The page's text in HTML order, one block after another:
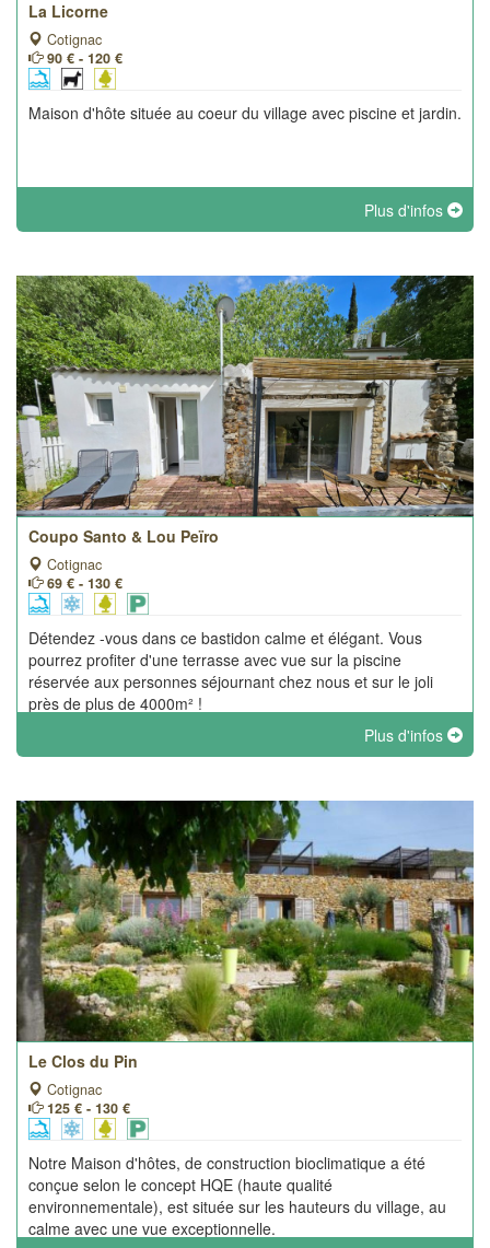
La Licorne
Cotignac
90 € - 120 €
Maison d'hôte située au coeur du village avec piscine et jardin.
Plus d'infos
Coupo Santo & Lou Peïro
Cotignac
69 € - 130 €
Détendez -vous dans ce bastidon calme et élégant. Vous
pourrez profiter d'une terrasse avec vue sur la piscine
réservée aux personnes séjournant chez nous et sur le joli
près de plus de 4000m² !
Plus d'infos
Le Clos du Pin
Cotignac
125 € - 130 €
Notre Maison d'hôtes, de construction bioclimatique a été
conçue selon le concept HQE (haute qualité
environnementale), est située sur les hauteurs du village, au
calme avec une vue exceptionnelle.